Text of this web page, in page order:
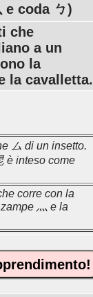
e coda ㄅ)
che
a un
la
la cavalletta.
ム di un insetto.
è inteso come
corre con la
灬 e la